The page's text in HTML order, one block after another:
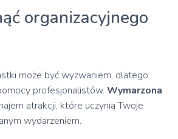
organizacyjnego
może być wyzwaniem, dlatego
profesjonalistów. Wymarzona
atrakcji, które uczynią Twoje
wydarzeniem.